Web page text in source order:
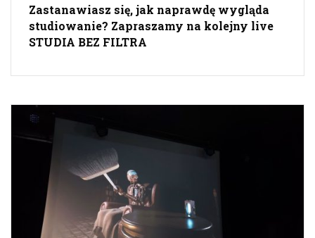
Zastanawiasz się, jak naprawdę wygląda
studiowanie? Zapraszamy na kolejny live
STUDIA BEZ FILTRA